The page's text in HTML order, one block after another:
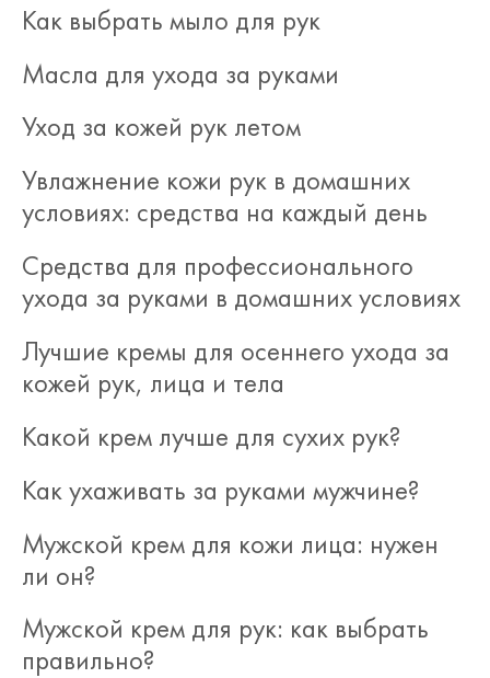
Как выбрать мыло для рук
Масла для ухода за руками
Уход за кожей рук летом
Увлажнение кожи рук в домашних
условиях: средства на каждый день
Средства для профессионального
ухода за руками в домашних условиях
Лучшие кремы для осеннего ухода за
кожей рук, лица и тела
Какой крем лучше для сухих рук?
Как ухаживать за руками мужчине?
Мужской крем для кожи лица: нужен
ли он?
Мужской крем для рук: как выбрать
правильно?